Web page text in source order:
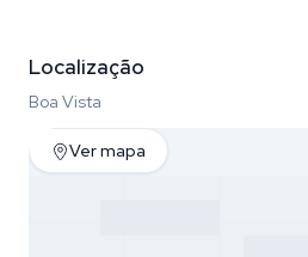
Localização
Boa Vista
Ver mapa